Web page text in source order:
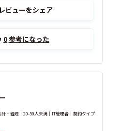
レビューをシェア
0参考になった
・経理｜20-50人未満｜IT管理者｜契約タイプ